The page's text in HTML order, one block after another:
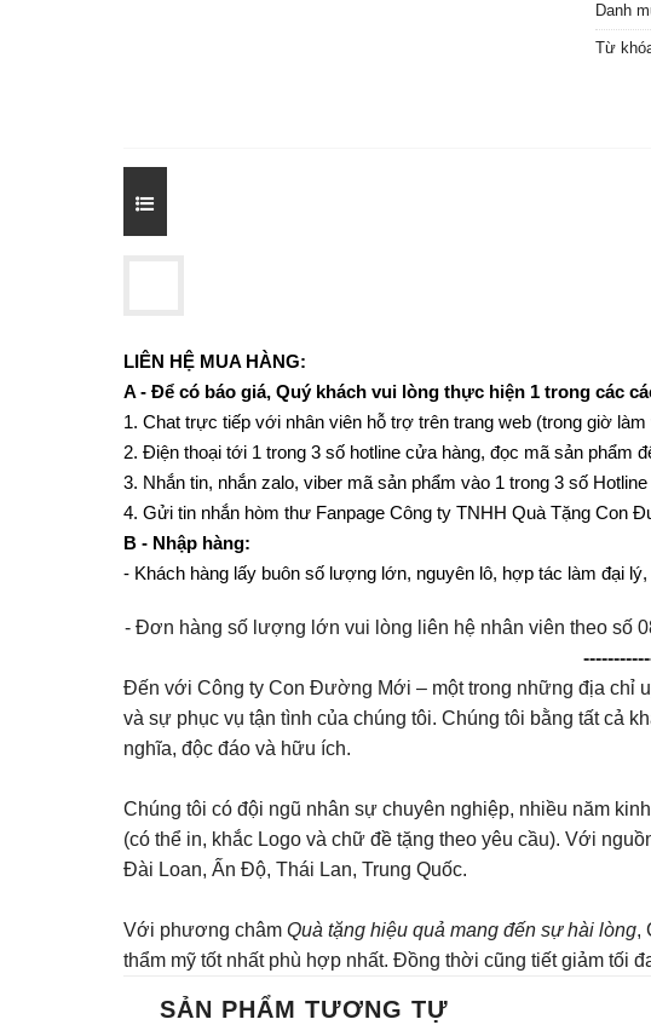
Danh
Từ
LIÊN HỆ MUA HÀNG:
A - Để có báo giá, Quý khách vui lòng thực hiện 1 trong các
1. Chat trực tiếp với nhân viên hỗ trợ trên trang web (trong giờ
2. Điện thoại tới 1 trong 3 số hotline cửa hàng, đọc mã sản phẩm
3. Nhắn tin, nhắn zalo, viber mã sản phẩm vào 1 trong 3 số
4. Gửi tin nhắn hòm thư Fanpage Công ty TNHH Quà Tặng Con
B - Nhập hàng:
- Khách hàng lấy buôn số lượng lớn, nguyên lô, hợp tác làm đại
- Đơn hàng số lượng lớn vui lòng liên hệ
Đến với Công ty Con Đường Mới – một trong những địa chỉ
và sự phục vụ tận tình của chúng tôi. Chúng tôi bằng tất cả
nghĩa, độc đáo và hữu ích.
Chúng tôi có đội ngũ nhân sự chuyên nghiệp, nhiều năm
(có thể in, khắc Logo và chữ đề tặng theo yêu cầu). Với
Đài Loan, Ấn Độ, Thái Lan, Trung Quốc.
Với phương châm Quà tặng hiệu quả mang đến sự hài lòng,
thẩm mỹ tốt nhất phù hợp nhất. Đồng thời cũng tiết giảm tối
SẢN PHẨM TƯƠNG TỰ